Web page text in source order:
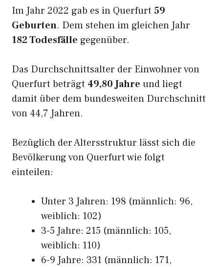
Im Jahr 2022 gab es in Querfurt 59
Geburten. Dem stehen im gleichen Jahr
182 Todesfälle gegenüber.
Das Durchschnittsalter der Einwohner von
Querfurt beträgt 49,80 Jahre und liegt
damit über dem bundesweiten Durchschnitt
von 44,7 Jahren.
Bezüglich der Altersstruktur lässt sich die
Bevölkerung von Querfurt wie folgt
einteilen:
Unter 3 Jahren: 198 (männlich: 96,
weiblich: 102)
3-5 Jahre: 215 (männlich: 105,
weiblich: 110)
6-9 Jahre: 331 (männlich: 171,